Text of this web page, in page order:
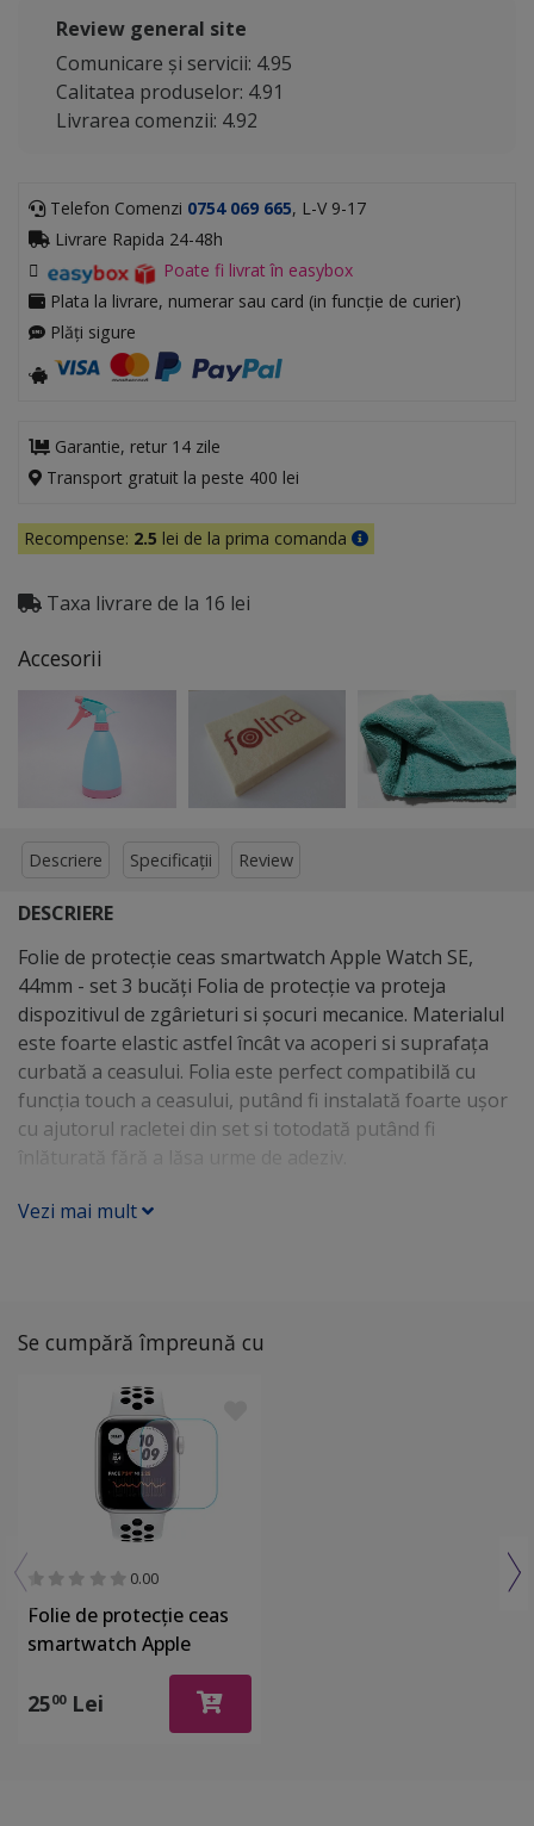
Review general site
Comunicare și servicii: 4.95
Calitatea produselor: 4.91
Livrarea comenzii: 4.92
Telefon Comenzi 0754 069 665, L-V 9-17
Livrare Rapida 24-48h
Poate fi livrat în easybox
Plata la livrare, numerar sau card (in funcție de curier)
Plăți sigure
Garantie, retur 14 zile
Transport gratuit la peste 400 lei
Recompense: 2.5 lei de la prima comanda
Taxa livrare de la 16 lei
Accesorii
Descriere Specificații Review
DESCRIERE
Folie de protecție ceas smartwatch Apple Watch SE,
44mm - set 3 bucăți Folia de protecție va proteja
dispozitivul de zgârieturi si șocuri mecanice. Materialul
este foarte elastic astfel încât va acoperi si suprafața
curbată a ceasului. Folia este perfect compatibilă cu
funcția touch a ceasului, putând fi instalată foarte ușor
cu ajutorul racletei din set si totodată putând fi
înlăturată fără a lăsa urme de adeziv.
Vezi mai mult
Se cumpără împreună cu
0.00
Folie de protecție ceas
smartwatch Apple
Watch SE,4 0mm - set 3
bucăți
2500Lei